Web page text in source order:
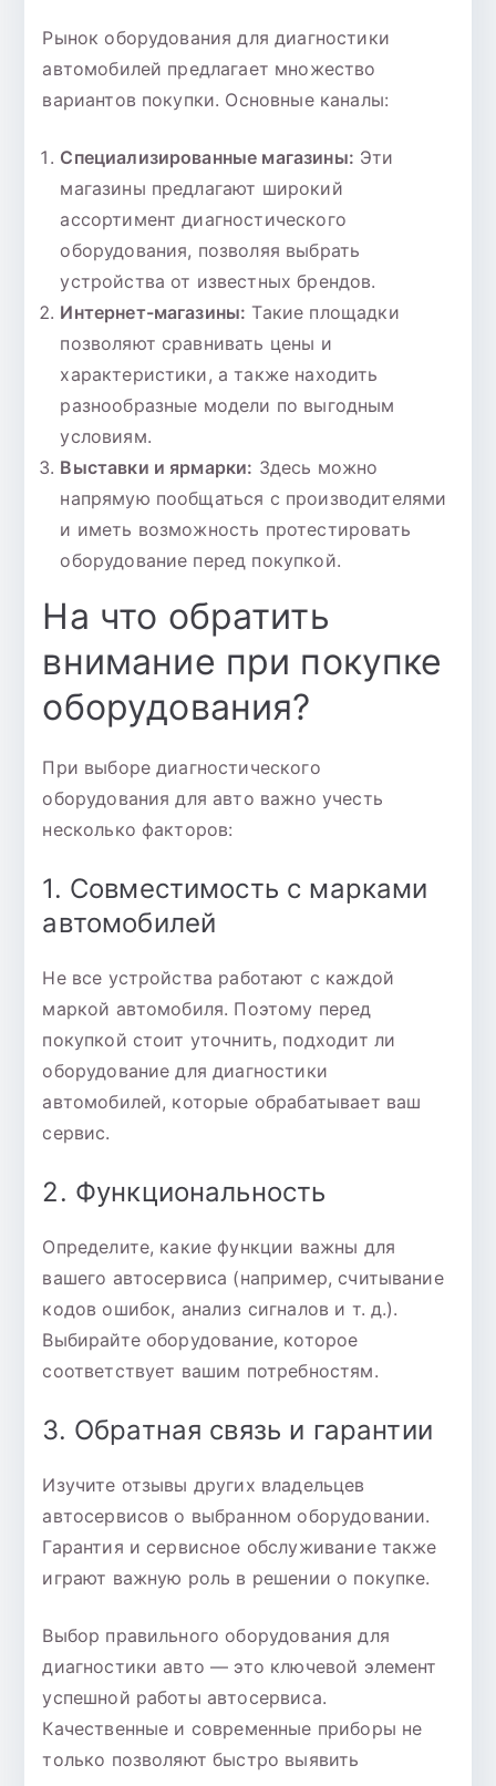
Рынок оборудования для диагностики
автомобилей предлагает множество
вариантов покупки. Основные каналы:
Специализированные магазины: Эти
магазины предлагают широкий
ассортимент диагностического
оборудования, позволяя выбрать
устройства от известных брендов.
Интернет-магазины: Такие площадки
позволяют сравнивать цены и
характеристики, а также находить
разнообразные модели по выгодным
условиям.
Выставки и ярмарки: Здесь можно
напрямую пообщаться с производителями
и иметь возможность протестировать
оборудование перед покупкой.
На что обратить
внимание при покупке
оборудования?
При выборе диагностического
оборудования для авто важно учесть
несколько факторов:
1. Совместимость с марками
автомобилей
Не все устройства работают с каждой
маркой автомобиля. Поэтому перед
покупкой стоит уточнить, подходит ли
оборудование для диагностики
автомобилей, которые обрабатывает ваш
сервис.
2. Функциональность
Определите, какие функции важны для
вашего автосервиса (например, считывание
кодов ошибок, анализ сигналов и т. д.).
Выбирайте оборудование, которое
соответствует вашим потребностям.
3. Обратная связь и гарантии
Изучите отзывы других владельцев
автосервисов о выбранном оборудовании.
Гарантия и сервисное обслуживание также
играют важную роль в решении о покупке.
Выбор правильного оборудования для
диагностики авто — это ключевой элемент
успешной работы автосервиса.
Качественные и современные приборы не
только позволяют быстро выявить